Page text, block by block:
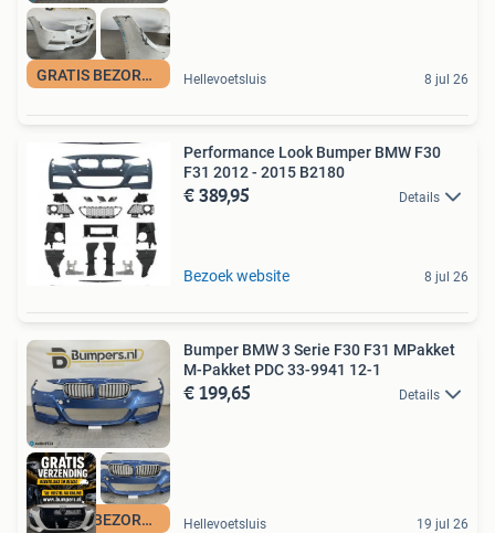
GRATIS BEZORGING Hellevoetsluis 8 jul 26
Performance Look Bumper BMW F30
F31 2012 - 2015 B2180
€ 389,95 Details
Bezoek website 8 jul 26
GRATIS BEZORGING
Bumper BMW 3 Serie F30 F31 MPakket
M-Pakket PDC 33-9941 12-1
€ 199,65 Details
Hellevoetsluis 19 jul 26